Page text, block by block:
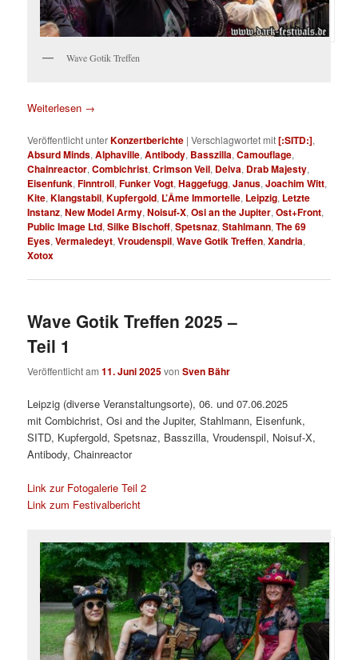
Wave Gotik Treffen
Weiterlesen →
Veröffentlicht unterKonzertberichte |Verschlagwortet mit[:SITD:],
Absurd Minds,Alphaville,Antibody, Basszilla,Camouflage,
Chainreactor,Combichrist,Crimson Veil, Delva, Drab Majesty,
Eisenfunk,Finntroll,Funker Vogt,Haggefugg,Janus,Joachim Witt,
Kite,Klangstabil,Kupfergold, L’Âme Immortelle, Leipzig, Letzte
Instanz,New Model Army,Noisuf-X,Osi an the Jupiter,Ost+Front,
Public Image Ltd,Silke Bischoff,Spetsnaz,Stahlmann,The 69
Eyes,Vermaledeyt,Vroudenspil,Wave Gotik Treffen,Xandria,
Xotox
Wave Gotik Treffen 2025 –
Teil 1
Veröffentlicht am11. Juni 2025vonSven Bähr
Leipzig (diverse Veranstaltungsorte), 06. und 07.06.2025
mit Combichrist, Osi and the Jupiter, Stahlmann, Eisenfunk,
SITD, Kupfergold, Spetsnaz, Basszilla, Vroudenspil, Noisuf-X,
Antibody, Chainreactor
Link zur Fotogalerie Teil 2
Link zum Festivalbericht